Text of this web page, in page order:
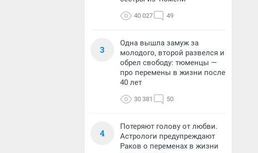
40 027 49
3
Одна вышла замуж за
молодого, второй развелся и
обрел свободу: тюменцы —
про перемены в жизни после
40 лет
30 381 50
4
Потеряют голову от любви.
Астрологи предупреждают
Раков о переменах в жизни